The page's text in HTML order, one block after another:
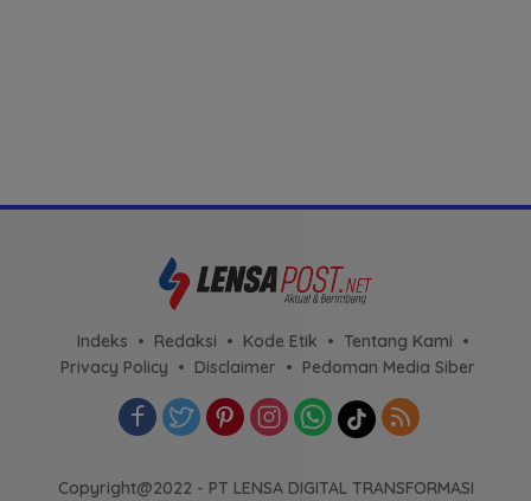
Indeks Redaksi Kode Etik
Tentang Kami
Privacy Policy
Disclaimer Pedoman Media Siber
Copyright@2022 - PT LENSA DIGITAL TRANSFORMASI